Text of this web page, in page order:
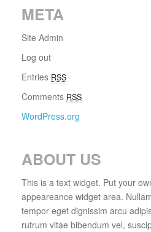
META
Site Admin
Log out
Entries RSS
Comments RSS
WordPress.org
ABOUT US
This is a text widget. Put your
appeareance widget area.
tempor eget dignissim arcu
rutrum vitae bibendum vel,